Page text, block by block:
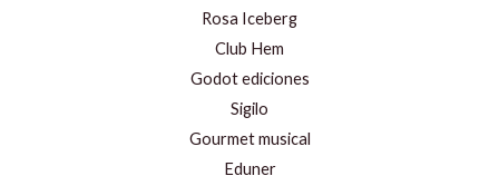
Rosa Iceberg
Club Hem
Godot ediciones
Sigilo
Gourmet musical
Eduner